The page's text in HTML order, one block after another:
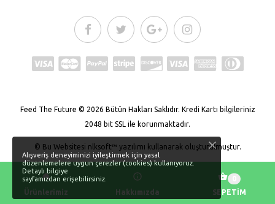
Feed The Future © 2026 Bütün Hakları Saklıdır. Kredi Kartı bilgileriniz
2048 bit SSL ile korunmaktadır.
© Bu Websitesi nlksoft™ yazılımı kullanarak oluşturulmuştur.
BAŞA DÖN
Alışveriş deneyiminizi iyileştirmek için yasal
düzenlemelere uygun çerezler (cookies) kullanıyoruz.
Detaylı bilgiye
sayfamızdan erişebilirsiniz.
Ürünlerimiz Hakkımızda
SEPETİM